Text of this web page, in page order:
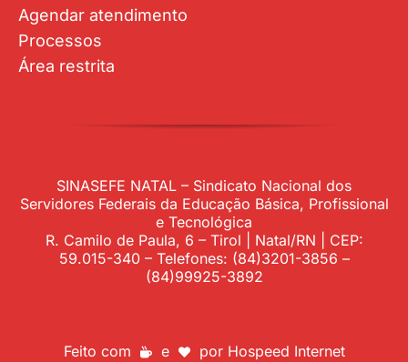
Agendar atendimento
Processos
Área restrita
SINASEFE NATAL – Sindicato Nacional dos
Servidores Federais da Educação Básica, Profissional
e Tecnológica
R. Camilo de Paula, 6 – Tirol | Natal/RN | CEP:
59.015-340 – Telefones: (84)3201-3856 –
(84)99925-3892
Feito com e por Hospeed Internet